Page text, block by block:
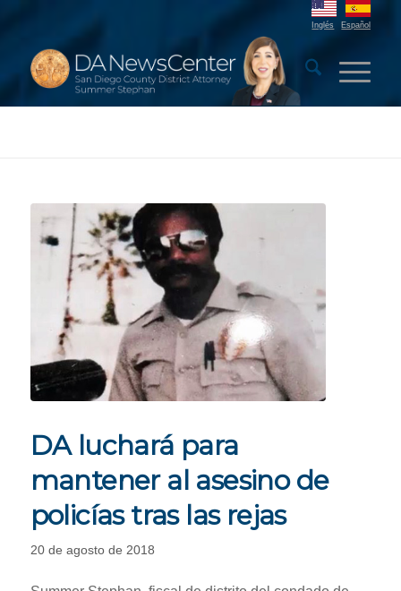
Inglés Español
DA luchará para
mantener al asesino de
policías tras las rejas
20 de agosto de 2018